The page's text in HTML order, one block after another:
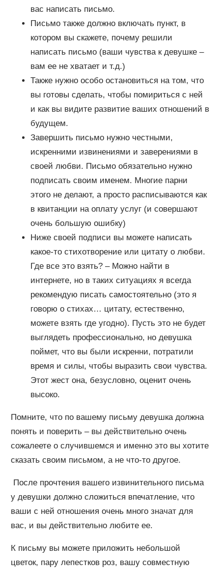
вас написать письмо.
Письмо также должно включать пункт, в
котором вы скажете, почему решили
написать письмо (ваши чувства к девушке –
вам ее не хватает и т.д.)
Также нужно особо остановиться на том, что
вы готовы сделать, чтобы помириться с ней
и как вы видите развитие ваших отношений в
будущем.
Завершить письмо нужно честными,
искренними извинениями и заверениями в
своей любви. Письмо обязательно нужно
подписать своим именем. Многие парни
этого не делают, а просто расписываются как
в квитанции на оплату услуг (и совершают
очень большую ошибку)
Ниже своей подписи вы можете написать
какое-то стихотворение или цитату о любви.
Где все это взять? – Можно найти в
интернете, но в таких ситуациях я всегда
рекомендую писать самостоятельно (это я
говорю о стихах… цитату, естественно,
можете взять где угодно). Пусть это не будет
выглядеть профессионально, но девушка
поймет, что вы были искренни, потратили
время и силы, чтобы выразить свои чувства.
Этот жест она, безусловно, оценит очень
высоко.
Помните, что по вашему письму девушка должна
понять и поверить – вы действительно очень
сожалеете о случившемся и именно это вы хотите
сказать своим письмом, а не что-то другое.
После прочтения вашего извинительного письма
у девушки должно сложиться впечатление, что
ваши с ней отношения очень много значат для
вас, и вы действительно любите ее.
К письму вы можете приложить небольшой
цветок, пару лепестков роз, вашу совместную